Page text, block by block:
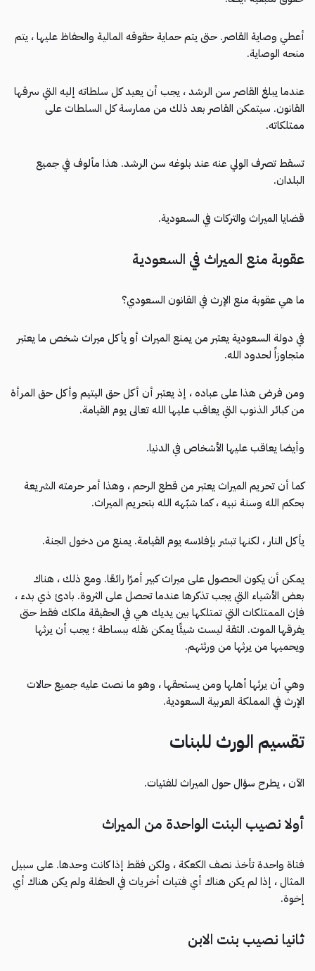
أعطي وصاية القاصر. حتى يتم حماية حقوقه المالية والحفاظ عليها ، يتم
منحه الوصاية.
عندما يبلغ القاصر سن الرشد ، يجب أن يعيد كل سلطاته إليه التي سرقها
القانون. سيتمكن القاصر بعد ذلك من ممارسة كل السلطات على
ممتلكاته.
تسقط تصرف الولي عنه عند بلوغه سن الرشد. هذا مألوف في جميع
البلدان.
قضايا الميراث والتركات في السعودية.
عقوبة منع الميراث في السعودية
ما هي عقوبة منع الإرث في القانون السعودي؟
في دولة السعودية يعتبر من يمنع الميراث أو يأكل ميراث شخص ما يعتبر
متجاوزاً لحدود الله.
ومن فرض هذا على عباده ، إذ يعتبر أن أكل حق اليتيم وأكل حق المرأة
من كبائر الذنوب التي يعاقب عليها الله تعالى يوم القيامة.
وأيضا يعاقب عليها الأشخاص في الدنيا.
كما أن تحريم الميراث يعتبر من قطع الرحم ، وهذا أمر حرمته الشريعة
بحكم الله وسنة نبيه ، كما شبّهه الله بتحريم الميراث.
يأكل النار ، لكنها تبشر بإفلاسه يوم القيامة. يمنع من دخول الجنة.
يمكن أن يكون الحصول على ميراث كبير أمرًا رائعًا. ومع ذلك ، هناك
بعض الأشياء التي يجب تذكرها عندما تحصل على الثروة. بادئ ذي بدء ،
فإن الممتلكات التي تمتلكها بين يديك هي في الحقيقة ملكك فقط حتى
يفرقها الموت. الثقة ليست شيئًا يمكن نقله ببساطة ؛ يجب أن يرثها
ويحميها من يرثها من ورثتهم.
وهي أن يرثها أهلها ومن يستحقها ، وهو ما نصت عليه جميع حالات
الإرث في المملكة العربية السعودية.
تقسيم الورث للبنات
الآن ، يطرح سؤال حول الميراث للفتيات.
أولا نصيب البنت الواحدة من الميراث
فتاة واحدة تأخذ نصف الكعكة ، ولكن فقط إذا كانت وحدها. على سبيل
المثال ، إذا لم يكن هناك أي فتيات أخريات في الحفلة ولم يكن هناك أي
إخوة.
ثانيا نصيب بنت الابن